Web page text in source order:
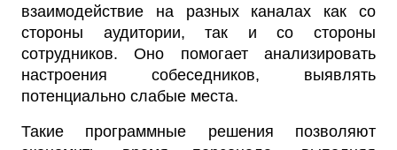
взаимодействие на разных каналах как со
стороны аудитории, так и со стороны
сотрудников. Оно помогает анализировать
настроения собеседников, выявлять
потенциально слабые места.
Такие программные решения позволяют